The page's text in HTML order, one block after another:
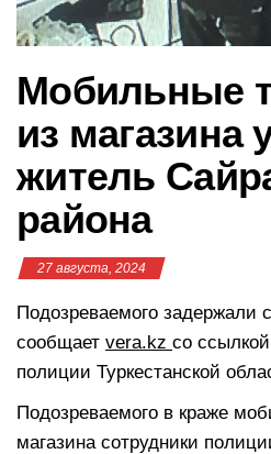
Мобильные
из магазина
житель
района
27 августа, 2024
Подозреваемого задержали
сообщает vera.kz со
полиции Туркестанской
Подозреваемого в краже
магазина сотрудники